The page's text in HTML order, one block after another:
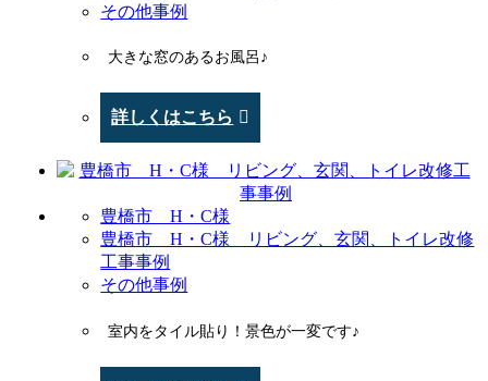
その他事例
大きな窓のあるお風呂♪
詳しくはこちら
豊橋市 H・C様
豊橋市 H・C様 リビング、玄関、トイレ改修
工事事例
その他事例
室内をタイル貼り！景色が一変です♪